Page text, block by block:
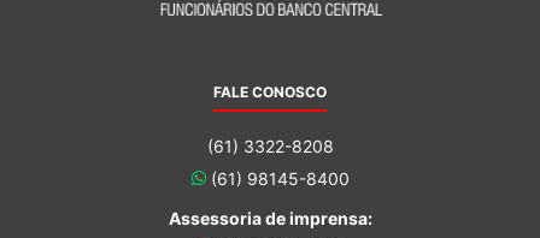
FALE CONOSCO
(61) 3322-8208
(61) 98145-8400
Assessoria de imprensa: